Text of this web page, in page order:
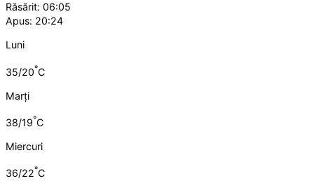
Răsărit: 06:05
Apus: 20:24
Luni
35/20°C
Marți
38/19°C
Miercuri
36/22°C